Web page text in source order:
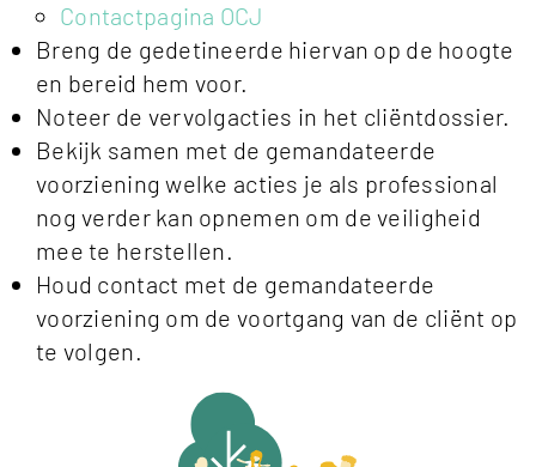
Contactpagina OCJ
Breng de gedetineerde hiervan op de hoogte
en bereid hem voor.
Noteer de vervolgacties in het cliëntdossier.
Bekijk samen met de gemandateerde
voorziening welke acties je als professional
nog verder kan opnemen om de veiligheid
mee te herstellen.
Houd contact met de gemandateerde
voorziening om de voortgang van de cliënt op
te volgen.